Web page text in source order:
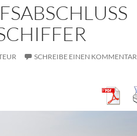
SCHREIBE EINEN KOMMENTAR